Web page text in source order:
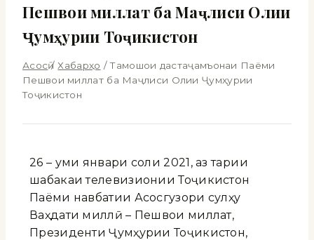
Пешвои миллат ба Маҷлиси Олии
Ҷумҳурии Тоҷикистон
Асосӣ / Хабарҳо / Тамошои дастаҷамъонаи Паёми
Пешвои миллат ба Маҷлиси Олии Ҷумҳурии
Тоҷикистон
26 – уми январи соли 2021, аз тариқи
шабакаи телевизионии Тоҷикистон
Паёми навбатии Асосгузори сулҳу
Ваҳдати миллӣ – Пешвои миллат,
Президенти Ҷумҳурии Тоҷикистон,